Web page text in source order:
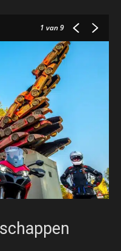
1 van 9